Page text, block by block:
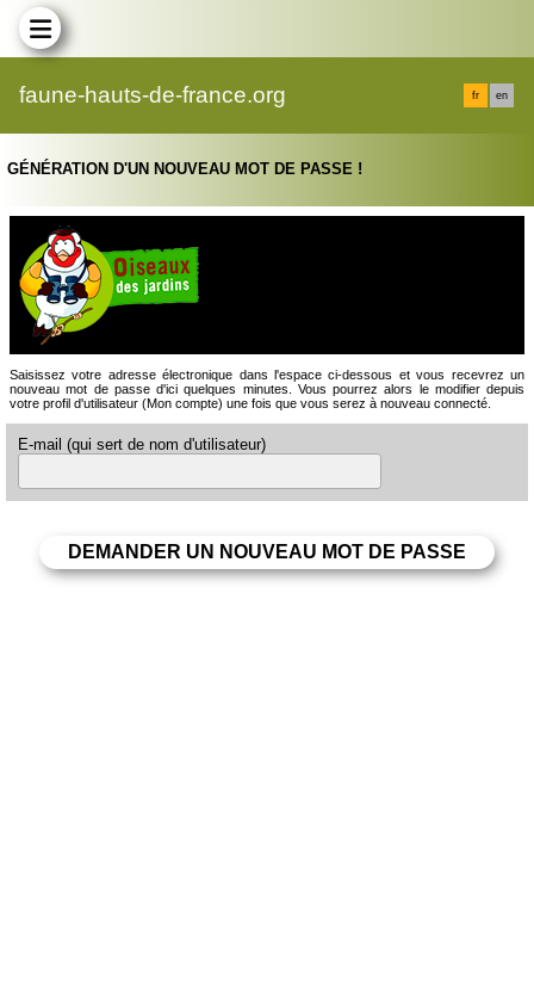
faune-hauts-de-france.org fr en
GÉNÉRATION D'UN NOUVEAU MOT DE PASSE !
Saisissez votre adresse électronique dans l'espace ci-dessous et vous recevrez un
nouveau mot de passe d'ici quelques minutes. Vous pourrez alors le modifier depuis
votre profil d'utilisateur (Mon compte) une fois que vous serez à nouveau connecté.
E-mail (qui sert de nom d'utilisateur)